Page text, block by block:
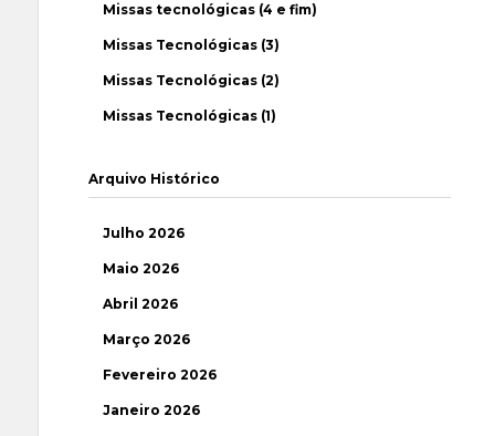
Missas tecnológicas (4 e fim)
Missas Tecnológicas (3)
Missas Tecnológicas (2)
Missas Tecnológicas (1)
Arquivo Histórico
Julho 2026
Maio 2026
Abril 2026
Março 2026
Fevereiro 2026
Janeiro 2026